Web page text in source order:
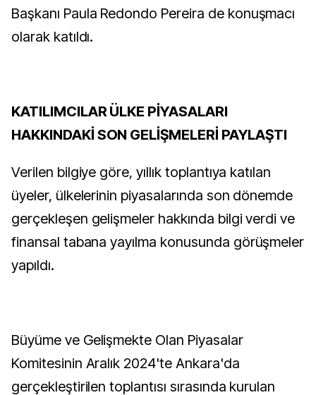
Başkanı Paula Redondo Pereira de konuşmacı
olarak katıldı.
KATILIMCILAR ÜLKE PİYASALARI
HAKKINDAKİ SON GELİŞMELERİ PAYLAŞTI
Verilen bilgiye göre, yıllık toplantıya katılan
üyeler, ülkelerinin piyasalarında son dönemde
gerçekleşen gelişmeler hakkında bilgi verdi ve
finansal tabana yayılma konusunda görüşmeler
yapıldı.
Büyüme ve Gelişmekte Olan Piyasalar
Komitesinin Aralık 2024'te Ankara'da
gerçekleştirilen toplantısı sırasında kurulan